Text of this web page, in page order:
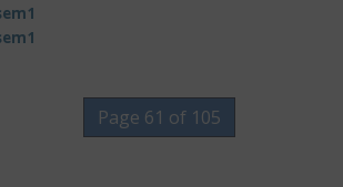
Page 61 of 105